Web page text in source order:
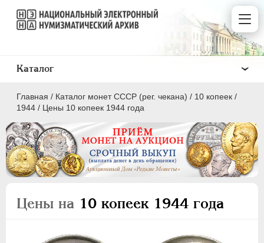
Главная / Каталог монет СССР (рег. чекана) / 10 копеек /
1944 / Цены 10 копеек 1944 года
Цены на 10 копеек 1944 года
Каталог
ПОЛКОПЕЙКИ
2 КОПЕЙКИ
5 КОПЕЕК